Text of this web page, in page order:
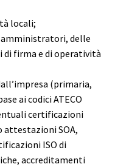
locali;
amministratori, delle
di firma e di operatività
(primaria,
ai codici ATECO
certificazioni
attestazioni SOA,
ISO di
accreditamenti